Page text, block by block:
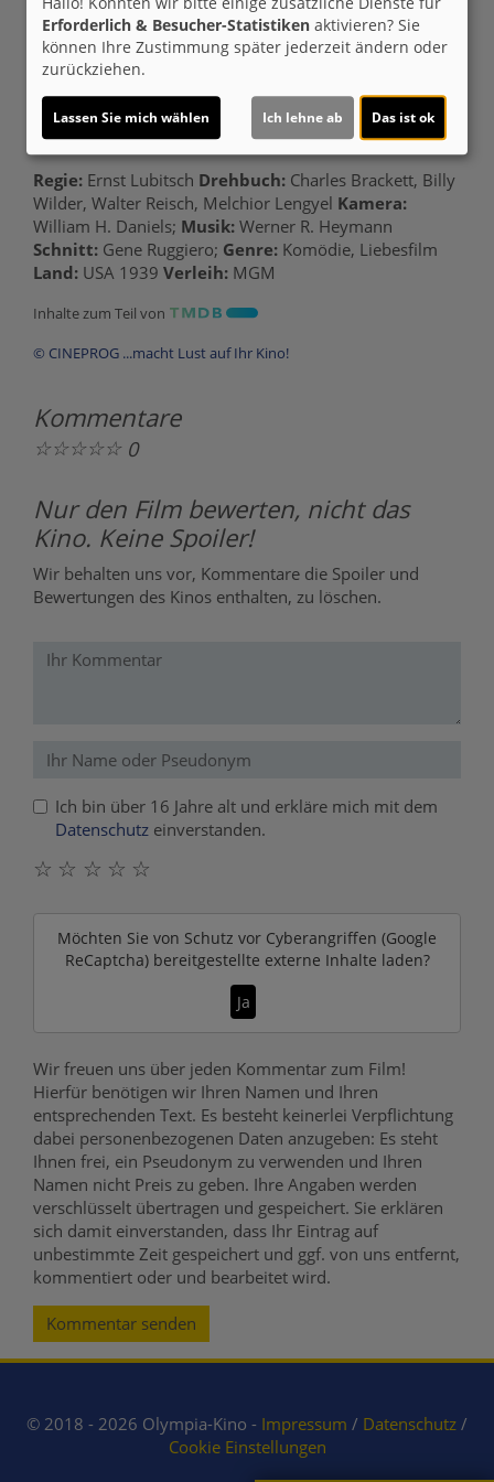
Laufzeit:ca. 100 min.
Originaltitel:Ninotchka
Darsteller: Greta Garbo, Melvyn Douglas, Ina Claire,
Bela Lugosi, Sig Ruman
Regie: Ernst Lubitsch Drehbuch: Charles Brackett, Billy
Wilder, Walter Reisch, Melchior Lengyel Kamera:
William H. Daniels; Musik: Werner R. Heymann
Schnitt: Gene Ruggiero; Genre: Komödie, Liebesfilm
Land: USA 1939 Verleih: MGM
Inhalte zum Teil von
© CINEPROG ...macht Lust auf Ihr Kino!
Kommentare
☆☆☆☆☆ 0
Nur den Film bewerten, nicht das
Kino. Keine Spoiler!
Wir behalten uns vor, Kommentare die Spoiler und
Bewertungen des Kinos enthalten, zu löschen.
Ich bin über 16 Jahre alt und erkläre mich mit dem
Datenschutz einverstanden.
☆
☆
☆
☆
☆
Möchten Sie von Schutz vor Cyberangriffen (Google
ReCaptcha)bereitgestellte externe Inhalte laden?
Ja
Wir freuen uns über jeden Kommentar zum Film!
Hierfür benötigen wir Ihren Namen und Ihren
entsprechenden Text. Es besteht keinerlei Verpflichtung
dabei personenbezogenen Daten anzugeben: Es steht
Ihnen frei, ein Pseudonym zu verwenden und Ihren
Namen nicht Preis zu geben. Ihre Angaben werden
verschlüsselt übertragen und gespeichert. Sie erklären
sich damit einverstanden, dass Ihr Eintrag auf
unbestimmte Zeit gespeichert und ggf. von uns entfernt,
kommentiert oder und bearbeitet wird.
Kommentar senden
© 2018 - 2026 Olympia-Kino - Impressum / Datenschutz /
Cookie Einstellungen
Erforderlich & Besucher-Statistiken aktivieren? Sie
können Ihre Zustimmung später jederzeit ändern oder
zurückziehen.
Lassen Sie mich wählen Ich lehne ab Das ist ok